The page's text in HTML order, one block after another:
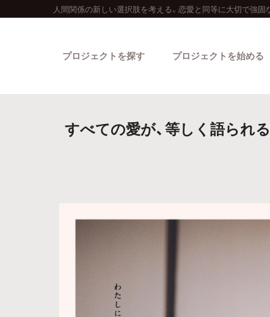
人間関係の新しい選択肢を考える。恋愛と同等に大切で強固
プロジェクトを探す プロジェクトを始める
すべての愛が、等しく語られ